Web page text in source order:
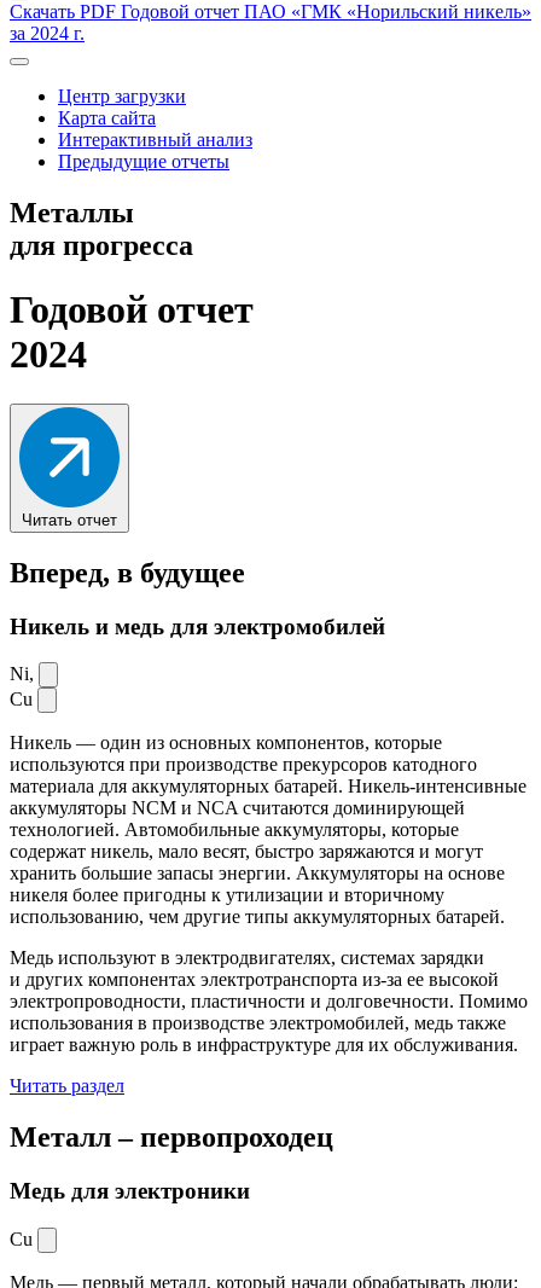
Скачать PDF Годовой отчет ПАО «ГМК «Норильский никель»
за 2024 г.
Центр загрузки
Карта сайта
Интерактивный анализ
Предыдущие отчеты
Металлы
для прогресса
Годовой отчет
2024
Читать отчет
Вперед, в будущее
Никель и медь для электромобилей
Ni,
Cu
Никель — один из основных компонентов, которые
используются при производстве прекурсоров катодного
материала для аккумуляторных батарей. Никель-интенсивные
аккумуляторы NCM и NCA считаются доминирующей
технологией. Автомобильные аккумуляторы, которые
содержат никель, мало весят, быстро заряжаются и могут
хранить большие запасы энергии. Аккумуляторы на основе
никеля более пригодны к утилизации и вторичному
использованию, чем другие типы аккумуляторных батарей.
Медь используют в электродвигателях, системах зарядки
и других компонентах электротранспорта из-за ее высокой
электропроводности, пластичности и долговечности. Помимо
использования в производстве электромобилей, медь также
играет важную роль в инфраструктуре для их обслуживания.
Читать раздел
Металл –первопроходец
Медь для электроники
Cu
Медь — первый металл, который начали обрабатывать люди: